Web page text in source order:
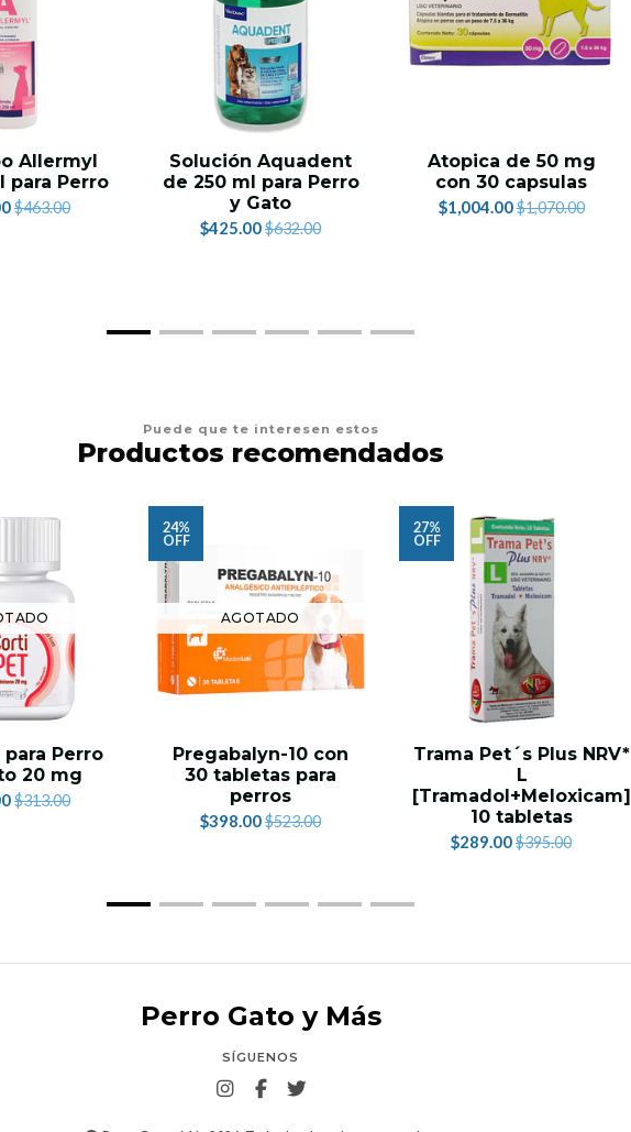
Allermyl
para Perro
$463.00
Solución Aquadent
de 250 ml para Perro
y Gato
$425.00$632.00
Atopica de 50 mg
con 30 capsulas
$1,004.00$1,070.00
Puede que te interesen estos
Productos recomendados
Perro
20 mg
$313.00
24%
OFF
AGOTADO
Pregabalyn-10 con
30 tabletas para
perros
$398.00$523.00
27%
OFF
Trama Pet´s Plus NRV*
L
[Tramadol+Meloxicam]
10 tabletas
$289.00$395.00
Perro Gato y Más
SÍGUENOS